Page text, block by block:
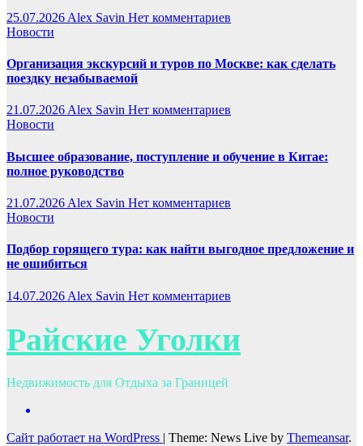
25.07.2026 Alex Savin Нет комментариев
Новости
Организация экскурсий и туров по Москве: как сделать
поездку незабываемой
21.07.2026Alex Savin Нет комментариев
Новости
Высшее образование, поступление и обучение в Китае:
полное руководство
21.07.2026 Alex Savin Нет комментариев
Новости
Подбор горящего тура: как найти выгодное предложение и
не ошибиться
14.07.2026 Alex Savin Нет комментариев
Райские Уголки
Недвижимость для Отдыха за Границей
Сайт работает на WordPress | Theme: News Live by Themeansar.